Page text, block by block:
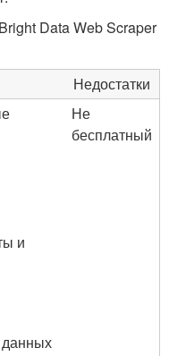
Data Web Scraper
Недостатки
Не
бесплатный
и